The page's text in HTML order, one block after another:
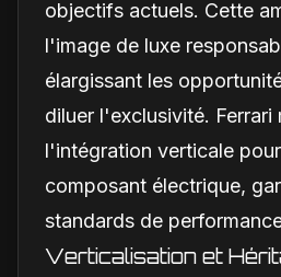
objectifs actuels. Cette
l'image de luxe
élargissant les
diluer l'exclusivité. Ferrari
l'intégration verticale
composant électrique,
standards de
Verticalisation et